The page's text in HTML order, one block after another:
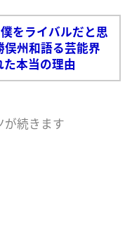
僕をライバルだと思
州和語る芸能界
本当の理由
が続きます